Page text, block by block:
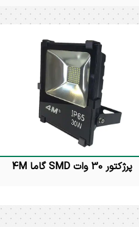
پرژکتور 30 وات SMD گاما 4M
پرژکتور 30 وات اس ام دی ( گاما ) 4M
توان مصرفی : 30 وات رنگ نور : آفتابی و